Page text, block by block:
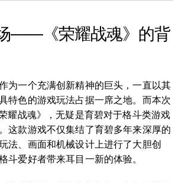
——《荣耀战魂》的背
为一个充满创新精神的巨头，一直以其
特色的游戏玩法占据一席之地。而本次
耀战魂》，无疑是育碧对于格斗类游戏
这款游戏不仅集结了育碧多年来深厚的
法、画面和机械设计上进行了大胆创
斗爱好者带来耳目一新的体验。